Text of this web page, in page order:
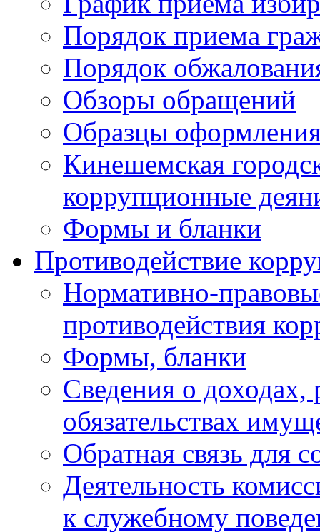
Порядок приема
Порядок
Обзоры обращений
Образцы
Кинешемская
коррупционные
Формы и бланки
Противодействие
Нормативно-
противодействия
Формы, бланки
Сведения о доходах,
обязательствах
Обратная связь для
Деятельность
к служебному